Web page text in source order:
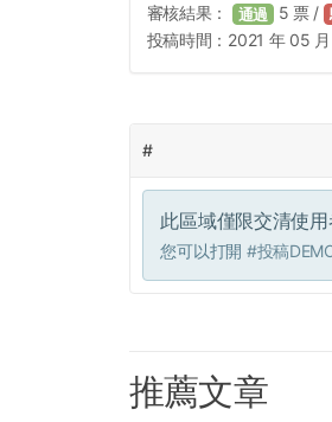
審核結果： 通過 5 票 /
投稿時間： 2021 年 05
#
此區域僅限交清使
您可以打開 #投稿
推薦文章